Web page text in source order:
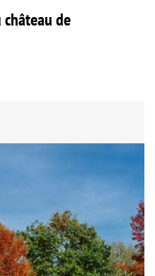
château de